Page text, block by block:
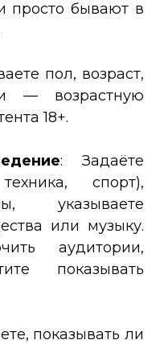
просто бывают в
пол, возраст,
— возрастную
18+.
: Задаёте
спорт),
указываете
или музыку.
аудитории,
показывать
показывать ли